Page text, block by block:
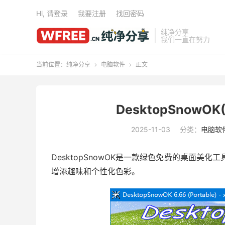
纯净分享
我们一直在努力
Hi, 请登录 我要注册 找回密码
当前位置： 纯净分享  电脑软件  正文
2025-11-03 分类： 电脑软
DesktopSnowOK是一款绿色免费的桌面美化
增添趣味和个性化色彩。